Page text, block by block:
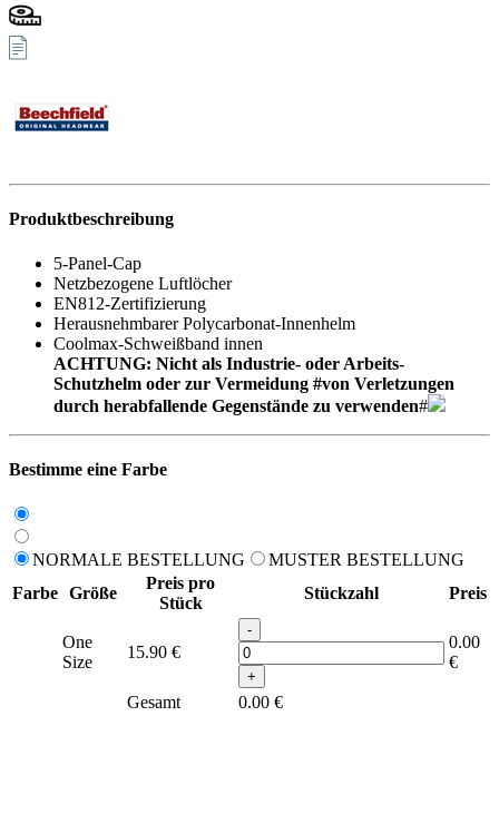
Produktbeschreibung
5-Panel-Cap
Netzbezogene Luftlöcher
EN812-Zertifizierung
Herausnehmbarer Polycarbonat-Innenhelm
Coolmax-Schweißband innen
ACHTUNG: Nicht als Industrie- oder Arbeits-
Schutzhelm oder zur Vermeidung #von Verletzungen
durch herabfallende Gegenstände zu verwenden#
Bestimme eine Farbe
NORMALE BESTELLUNG
MUSTER BESTELLUNG
Farbe Größe
Preis pro
Stück
Stückzahl Preis
One
Size
15.90 €
-
+
0.00
€
Gesamt 0.00 €